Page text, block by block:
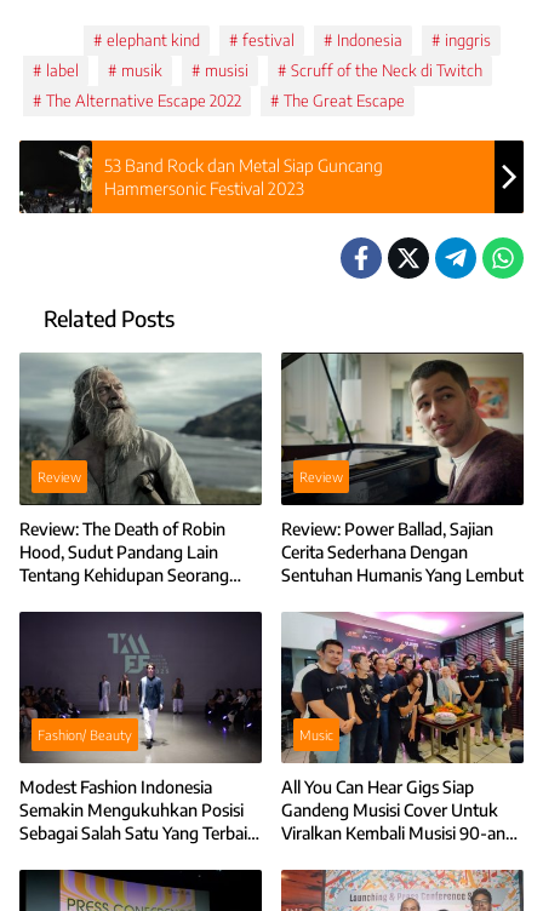
elephant kind festival Indonesia
inggris
label
musik musisi
Scruff of the Neck di Twitch
The Alternative Escape 2022
The Great Escape
53 Band Rock dan Metal Siap Guncang
Hammersonic Festival 2023
Related Posts
Review
Review: The Death of Robin
Hood, Sudut Pandang Lain
Tentang Kehidupan Seorang
Review
Review: Power Ballad, Sajian
Cerita Sederhana Dengan
Sentuhan Humanis Yang Lembut
Fashion/ Beauty
Modest Fashion Indonesia
Semakin Mengukuhkan Posisi
Sebagai Salah Satu Yang Terbaik
Music
All You Can Hear Gigs Siap
Gandeng Musisi Cover Untuk
Viralkan Kembali Musisi 90-an